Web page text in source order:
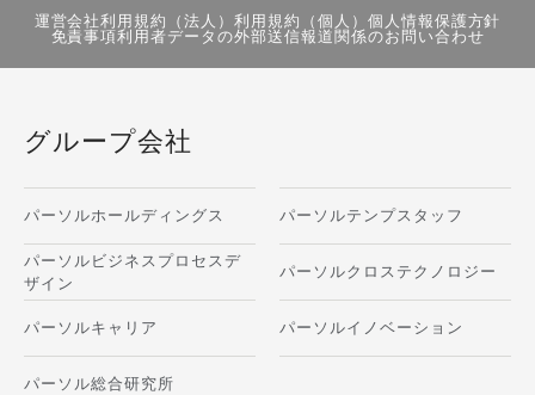
運営会社利用規約（法人）利用規約（個人） 個人情報保護方針
免責事項利用者データの外部送信報道関係のお問い合わせ
グループ会社
パーソルホールディングス パーソルテンプスタッフ
パーソルビジネスプロセスデ
ザイン
パーソルクロステクノロジー
パーソルキャリア パーソルイノベーション
パーソル総合研究所